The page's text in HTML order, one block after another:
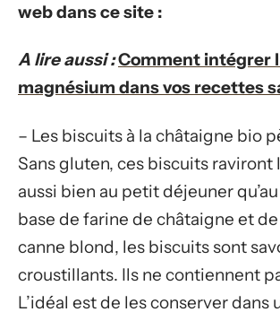
web dans ce site :
A lire aussi :Comment intégrer
magnésium dans vos recettes
– Les biscuits à la châtaigne bio
Sans gluten, ces biscuits raviront
aussi bien au petit déjeuner
base de farine de châtaigne et
canne blond, les biscuits sont
croustillants. Ils ne contiennent
L’idéal est de les conserver dans